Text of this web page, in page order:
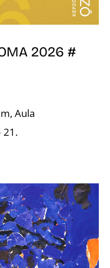
2026 #
Aula
21.